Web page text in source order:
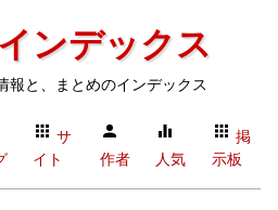
ンデックス
報と、まとめのインデックス
サ
イト
作者 人気
掲
示板